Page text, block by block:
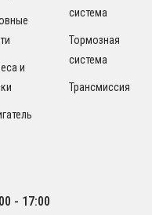
и
система
Тормозная
система
Трансмиссия
- 17:00